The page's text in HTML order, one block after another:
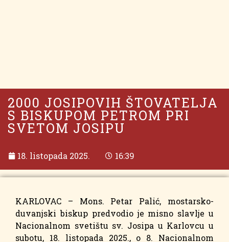
2000 JOSIPOVIH ŠTOVATELJA
S BISKUPOM PETROM PRI
SVETOM JOSIPU
18. listopada 2025. 16:39
KARLOVAC – Mons. Petar Palić, mostarsko-
duvanjski biskup predvodio je misno slavlje u
Nacionalnom svetištu sv. Josipa u Karlovcu u
subotu, 18. listopada 2025., o 8. Nacionalnom